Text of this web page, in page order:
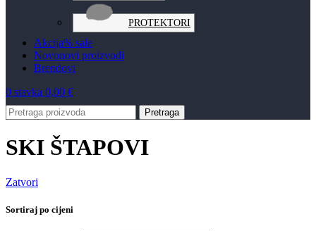
PROTEKTORI
Akcija% sale
Novonovi proizvodi
Brendovi
0 stavka 0,00 €
Pretraga
SKI ŠTAPOVI
Zatvori
Sortiraj po cijeni